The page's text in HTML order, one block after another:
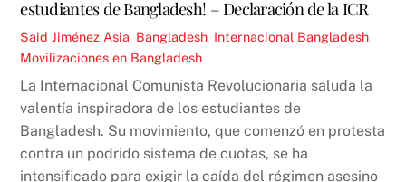
estudiantes de Bangladesh! – Declaración de la ICR
Said Jiménez Asia Bangladesh Internacional Bangladesh
Movilizaciones en Bangladesh
La Internacional Comunista Revolucionaria saluda la
valentía inspiradora de los estudiantes de
Bangladesh. Su movimiento, que comenzó en protesta
contra un podrido sistema de cuotas, se ha
intensificado para exigir la caída del régimen asesino